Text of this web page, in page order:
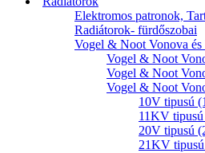
Elektromos patronok,
Radiátorok- fürdőszobai
Vogel & Noot Vonova
Vogel & Noot
Vogel & Noot
Vogel & Noot
10V tipusú
11KV tipusú
20V tipusú
21KV tipusú